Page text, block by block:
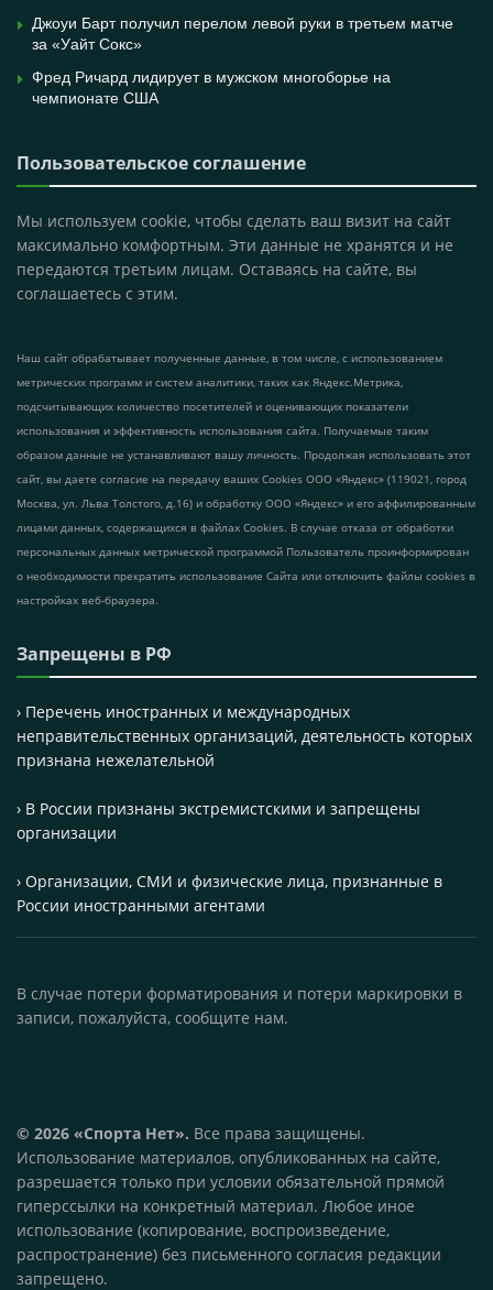
Джоуи Барт получил перелом левой руки в третьем матче
за «Уайт Сокс»
Фред Ричард лидирует в мужском многоборье на
чемпионате США
Пользовательское соглашение
Мы используем cookie, чтобы сделать ваш визит на сайт
максимально комфортным. Эти данные не хранятся и не
передаются третьим лицам. Оставаясь на сайте, вы
соглашаетесь с этим.
Наш сайт обрабатывает полученные данные, в том числе, с использованием
метрических программ и систем аналитики, таких как Яндекс.Метрика,
подсчитывающих количество посетителей и оценивающих показатели
использования и эффективность использования сайта. Получаемые таким
образом данные не устанавливают вашу личность. Продолжая использовать этот
сайт, вы даете согласие на передачу ваших Cookies ООО «Яндекс» (119021, город
Москва, ул. Льва Толстого, д.16) и обработку ООО «Яндекс» и его аффилированным
лицами данных, содержащихся в файлах Cookies. В случае отказа от обработки
персональных данных метрической программой Пользователь проинформирован
о необходимости прекратить использование Сайта или отключить файлы cookies в
настройках веб-браузера.
Запрещены в РФ
› Перечень иностранных и международных
неправительственных организаций, деятельность которых
признана нежелательной
› В России признаны экстремистскими и запрещены
организации
› Организации, СМИ и физические лица, признанные в
России иностранными агентами
В случае потери форматирования и потери маркировки в
записи, пожалуйста, сообщите нам.
© 2026 «Спорта Нет». Все права защищены.
Использование материалов, опубликованных на сайте,
разрешается только при условии обязательной прямой
гиперссылки на конкретный материал. Любое иное
использование (копирование, воспроизведение,
распространение) без письменного согласия редакции
запрещено.